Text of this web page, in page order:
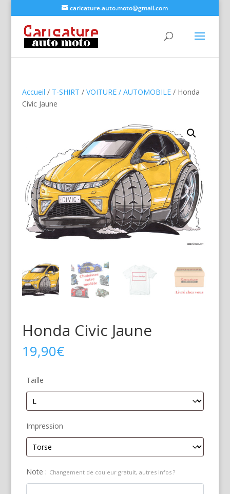
caricature.auto.moto@gmail.com
Accueil / T-SHIRT / VOITURE / AUTOMOBILE/ Honda
Civic Jaune
Honda Civic Jaune
19,90€
Taille
Impression
Note : Changement de couleur gratuit, autres infos ?